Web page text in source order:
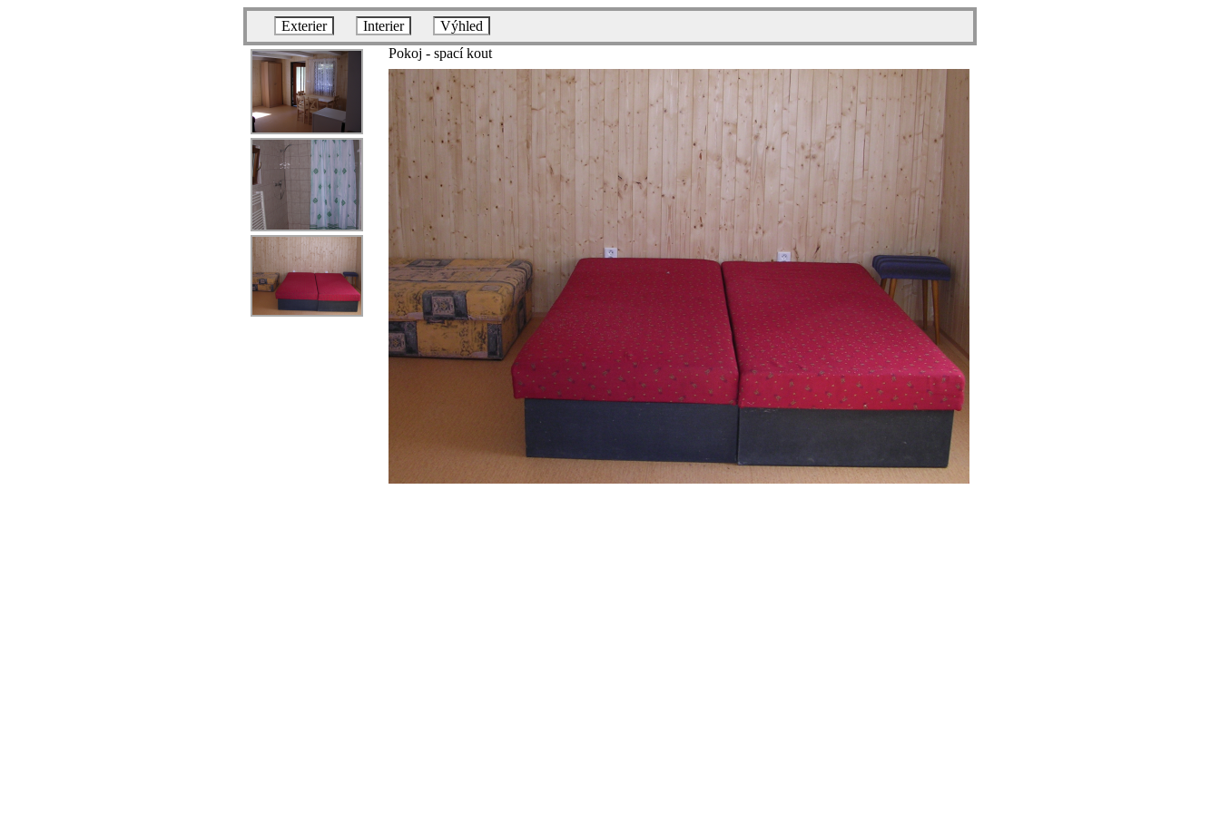
Exterier Interier
Výhled
Pokoj - spací kout